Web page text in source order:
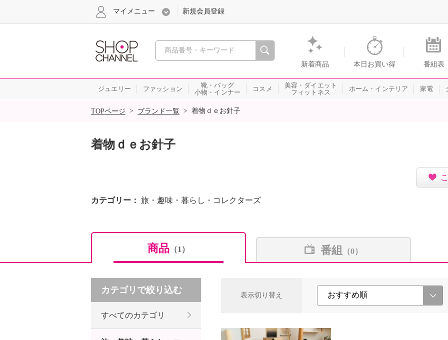
心おどる、瞬間を。通販・テレビショッピングのショップチャンネル
新着商品 本日お買い得 番組表
マイメニュー 新規会員登録
ジュエリー ファッション
靴・バッグ
小物・インナー
コスメ
美容・ダイエット
フィットネス
ホーム・インテリア 家電
SALE
TOPページ > ブランド一覧 > 着物ｄｅお針子
着物ｄｅお針子
カテゴリー 旅・趣味・暮らし・コレクターズ
商品 （1） 番組 （0）
表示切り替え
カテゴリで絞り込む
すべてのカテゴリ